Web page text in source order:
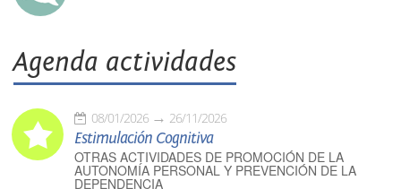
Agenda actividades
08/01/2026 26/11/2026
Estimulación Cognitiva
OTRAS ACTIVIDADES DE PROMOCIÓN DE LA
AUTONOMÍA PERSONAL Y PREVENCIÓN DE LA
DEPENDENCIA